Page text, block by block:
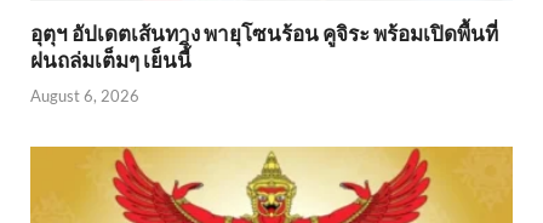
อุตุฯ อัปเดตเส้นทาง พายุโซนร้อน คูจิระ พร้อมเปิดพื้นที่
ฝนถล่มเต็มๆ เย็นนี้ิ
August 6, 2026